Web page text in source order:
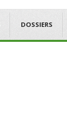
DOSSIERS